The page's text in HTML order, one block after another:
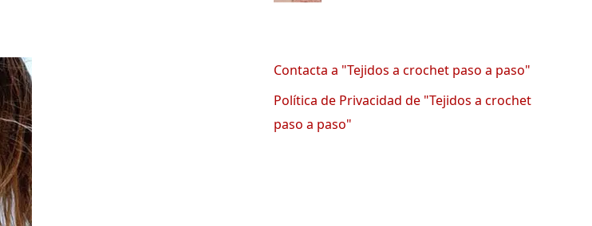
Contacta a "Tejidos a crochet paso a paso"
Política de Privacidad de "Tejidos a crochet
paso a paso"